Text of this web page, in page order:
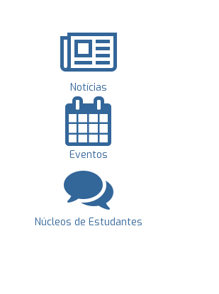
Notícias
Eventos
Núcleos de Estudantes